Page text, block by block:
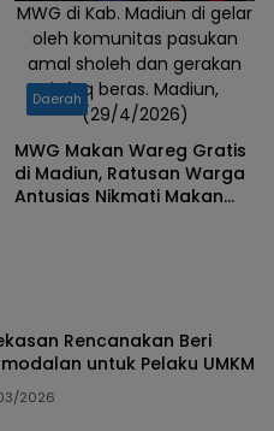
MWG di Kab. Madiun di gelar
oleh komunitas pasukan
amal sholeh dan gerakan
infaq beras. Madiun,
(29/4/2026)
Daerah
MWG Makan Wareg Gratis
di Madiun, Ratusan Warga
Antusias Nikmati Makan
Rencanakan Beri
untuk Pelaku UMKM
2026